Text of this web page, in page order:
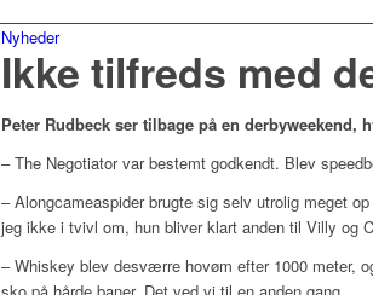
Nyheder
Ikke tilfreds med
Peter Rudbeck ser tilbage på en derbyweekend,
– The Negotiator var bestemt godkendt. Blev
– Alongcameaspider brugte sig selv utrolig meget
jeg ikke i tvivl om, hun bliver klart anden til Villy og
– Whiskey blev desværre hovøm efter 1000 meter,